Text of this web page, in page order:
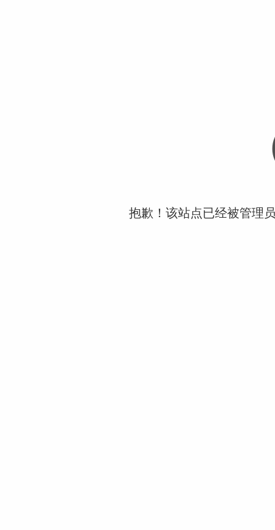
抱歉！该站点已经被管理